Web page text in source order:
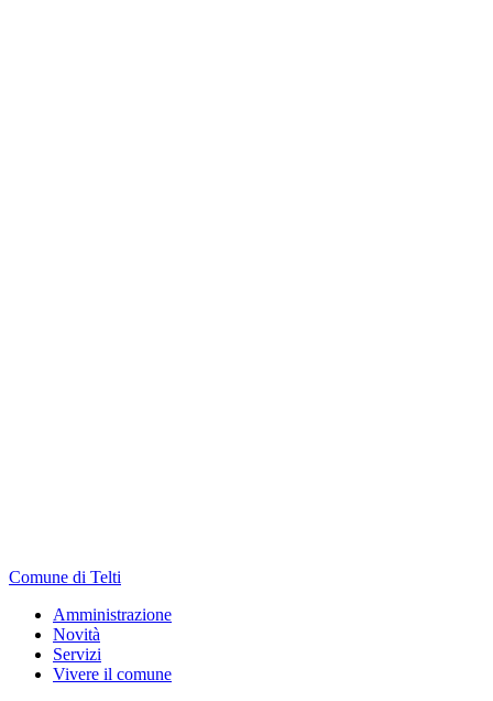
Comune di Telti
Amministrazione
Novità
Servizi
Vivere il comune